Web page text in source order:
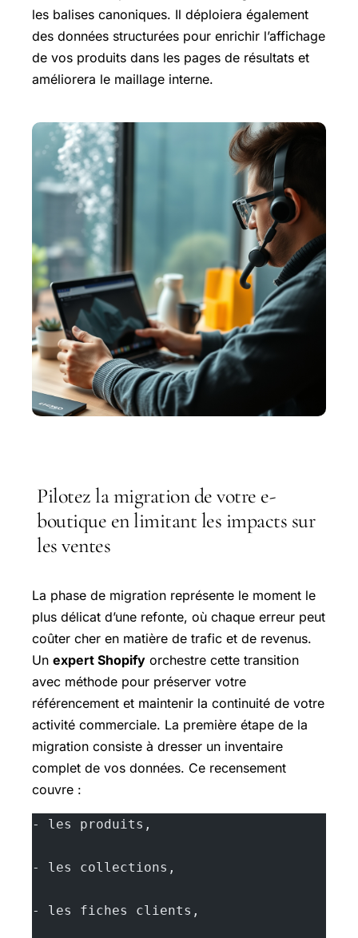
les balises canoniques. Il déploiera également
des données structurées pour enrichir l’affichage
de vos produits dans les pages de résultats et
améliorera le maillage interne.
Pilotez la migration de votre e-
boutique en limitant les impacts sur
les ventes
La phase de migration représente le moment le
plus délicat d’une refonte, où chaque erreur peut
coûter cher en matière de trafic et de revenus.
Un expert Shopify orchestre cette transition
avec méthode pour préserver votre
référencement et maintenir la continuité de votre
activité commerciale. La première étape de la
migration consiste à dresser un inventaire
complet de vos données. Ce recensement
couvre :
- les produits,
- les collections,
- les fiches clients,